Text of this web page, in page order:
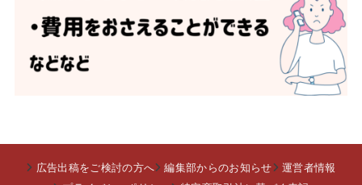
広告出稿をご検討の方へ 編集部からのお知らせ
運営者情報